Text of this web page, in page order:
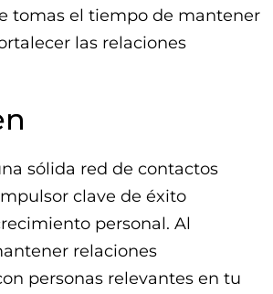
tomas el tiempo de mantener
las relaciones
sólida red de contactos
clave de éxito
personal. Al
relaciones
personas relevantes en tu